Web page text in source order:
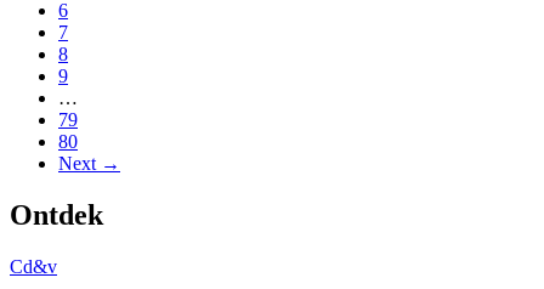
6
7
8
9
…
79
80
Next →
Ontdek
Cd&v